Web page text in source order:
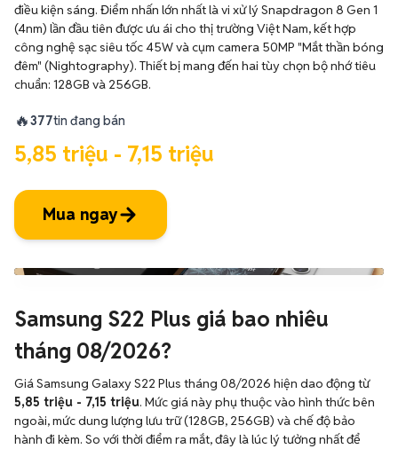
điều kiện sáng. Điểm nhấn lớn nhất là vi xử lý Snapdragon 8 Gen 1
(4nm) lần đầu tiên được ưu ái cho thị trường Việt Nam, kết hợp
công nghệ sạc siêu tốc 45W và cụm camera 50MP "Mắt thần bóng
đêm" (Nightography). Thiết bị mang đến hai tùy chọn bộ nhớ tiêu
chuẩn: 128GB và 256GB.
🔥377tin đang bán
5,85 triệu - 7,15 triệu
Mua ngay
Samsung S22 Plus giá bao nhiêu
tháng 08/2026?
Giá Samsung Galaxy S22 Plus tháng 08/2026 hiện dao động từ
5,85 triệu - 7,15 triệu. Mức giá này phụ thuộc vào hình thức bên
ngoài, mức dung lượng lưu trữ (128GB, 256GB) và chế độ bảo
hành đi kèm. So với thời điểm ra mắt, đây là lúc lý tưởng nhất để